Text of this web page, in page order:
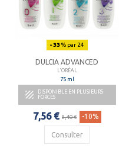
- 33% par 24
DULCIA ADVANCED
L'ORÉAL
75 ml

DISPONIBLE EN PLUSIEURS
FORCES
7,56 € 8,40 € -10%
Consulter